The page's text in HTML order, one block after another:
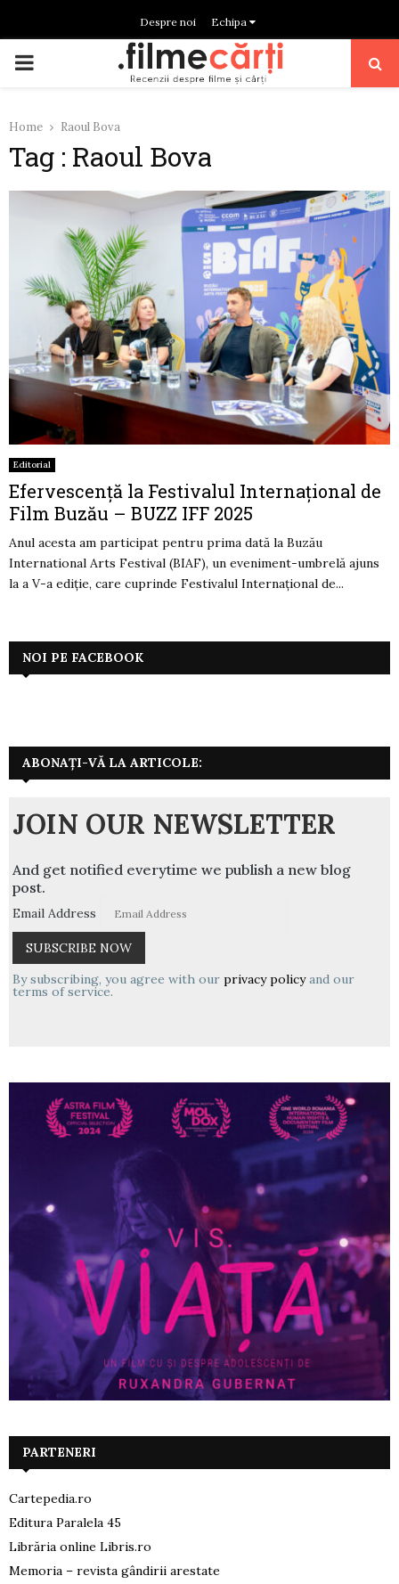
Despre noi Echipa
PRIMARY
Home Raoul Bova
Tag : Raoul Bova
Editorial
Efervescență la Festivalul Internațional de
Film Buzău – BUZZ IFF 2025
Anul acesta am participat pentru prima dată la Buzău
International Arts Festival (BIAF), un eveniment-umbrelă ajuns
la a V-a ediție, care cuprinde Festivalul Internațional de...
NOI PE FACEBOOK
ABONAȚI-VĂ LA ARTICOLE:
JOIN OUR NEWSLETTER
And get notified everytime we publish a new blog
post.
Email Address
By subscribing, you agree with our privacy policyand our
terms of service.
PARTENERI
Cartepedia.ro
Editura Paralela 45
Librăria online Libris.ro
Memoria – revista gândirii arestate